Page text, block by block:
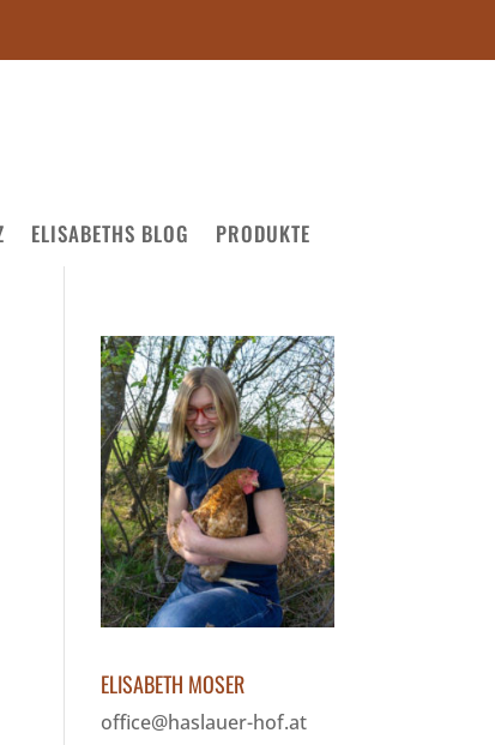
ELISABETHS BLOG PRODUKTE
ELISABETH MOSER
office@haslauer-hof.at